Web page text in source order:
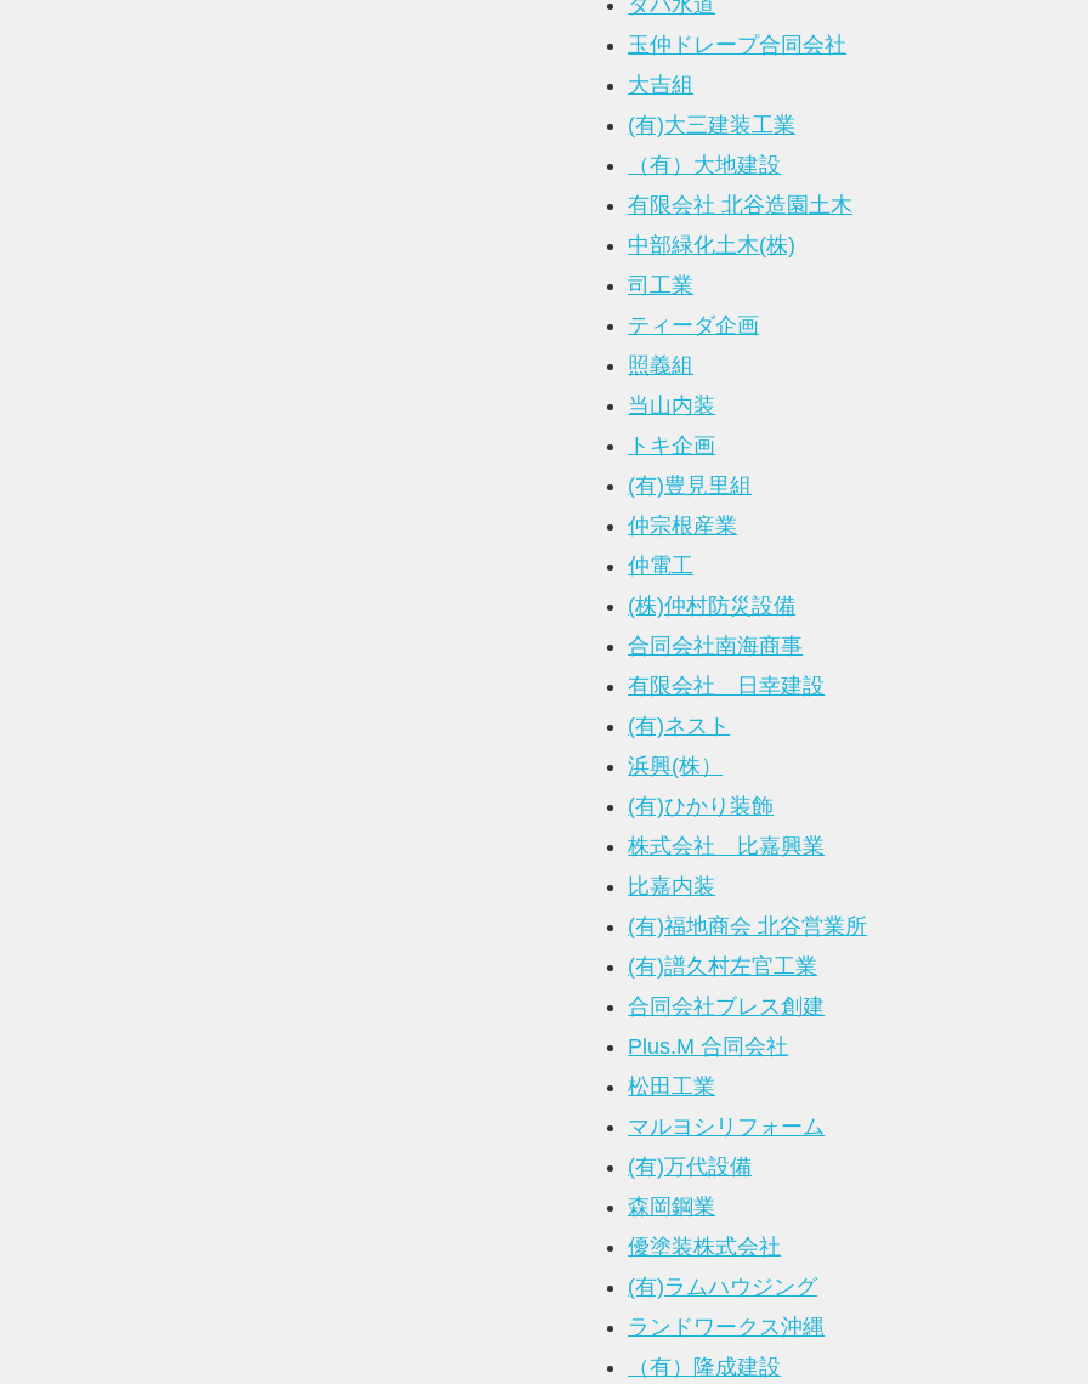
タバ水道
玉仲ドレープ合同会社
大吉組
(有)大三建装工業
（有）大地建設
有限会社 北谷造園土木
中部緑化土木(株)
司工業
ティーダ企画
照義組
当山内装
トキ企画
(有)豊見里組
仲宗根産業
仲電工
(株)仲村防災設備
合同会社南海商事
有限会社 日幸建設
(有)ネスト
浜興(株）
(有)ひかり装飾
株式会社 比嘉興業
比嘉内装
(有)福地商会 北谷営業所
(有)譜久村左官工業
合同会社ブレス創建
Plus.M 合同会社
松田工業
マルヨシリフォーム
(有)万代設備
森岡鋼業
優塗装株式会社
(有)ラムハウジング
ランドワークス沖縄
（有）隆成建設